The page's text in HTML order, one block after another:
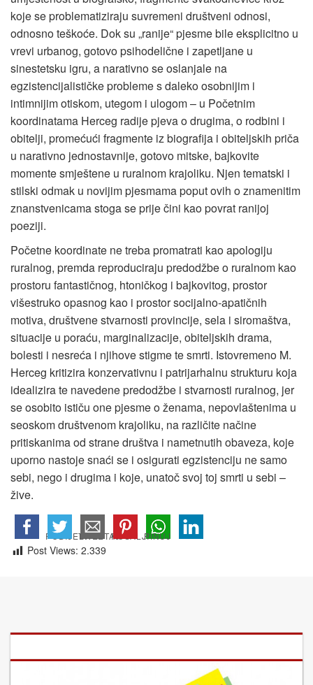
koje se problematiziraju suvremeni društveni odnosi,
odnosno teškoće. Dok su „ranije“ pjesme bile eksplicitno u
vrevi urbanog, gotovo psihodelične i zapetljane u
sinestetsku igru, a narativno se oslanjale na
egzistencijalističke probleme s daleko osobnijim i
intimnijim otiskom, utegom i ulogom – u Početnim
koordinatama Herceg radije pjeva o drugima, o rodbini i
obitelji, promećući fragmente iz biografija i obiteljskih priča
u narativno jednostavnije, gotovo mitske, bajkovite
momente smještene u ruralnom krajoliku. Njen tematski i
stilski odmak u novijim pjesmama poput ovih o znamenitim
znanstvenicama stoga se prije čini kao povrat ranijoj
poeziji.
Početne koordinate ne treba promatrati kao apologiju
ruralnog, premda reproduciraju predodžbe o ruralnom kao
prostoru fantastičnog, htoničkog i bajkovitog, prostor
višestruko opasnog kao i prostor socijalno-apatičnih
motiva, društvene stvarnosti provincije, sela i siromaštva,
situacije u poraću, marginalizacije, obiteljskih drama,
bolesti i nesreća i njihove stigme te smrti. Istovremeno M.
Herceg kritizira konzervativnu i patrijarhalnu strukturu koja
idealizira te navedene predodžbe i stvarnosti ruralnog, jer
se osobito ističu one pjesme o ženama, nepovlaštenima u
seoskom društvenom krajoliku, na različite načine
pritiskanima od strane društva i nametnutih obaveza, koje
uporno nastoje snaći se i osigurati egzistenciju ne samo
sebi, nego i drugima i koje, unatoč svoj toj smrti u sebi –
žive.
Post Views: 2.339